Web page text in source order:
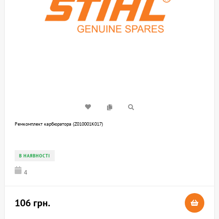
Ремкомплект карбюратора (Z010001K017)
В НАЯВНОСТІ
4
106 грн.